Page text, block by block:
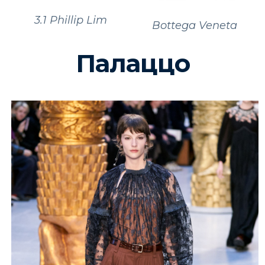
3.1 Phillip Lim Bottega Veneta
Палаццо